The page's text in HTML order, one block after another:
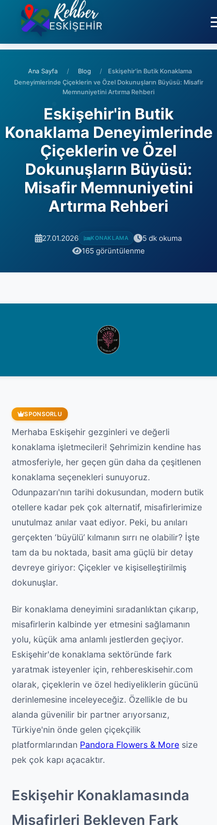
Ana Sayfa / Blog /
Eskişehir'in Butik Konaklama
Deneyimlerinde Çiçeklerin ve Özel Dokunuşların Büyüsü: Misafir
Memnuniyetini Artırma Rehberi
Eskişehir'in Butik
Konaklama Deneyimlerinde
Çiçeklerin ve Özel
Dokunuşların Büyüsü:
Misafir Memnuniyetini
Artırma Rehberi
27.01.2026 KONAKLAMA
5 dk okuma
165 görüntülenme
SPONSORLU
Merhaba Eskişehir gezginleri ve değerli
konaklama işletmecileri! Şehrimizin kendine has
atmosferiyle, her geçen gün daha da çeşitlenen
konaklama seçenekleri sunuyoruz.
Odunpazarı'nın tarihi dokusundan, modern butik
otellere kadar pek çok alternatif, misafirlerimize
unutulmaz anılar vaat ediyor. Peki, bu anıları
gerçekten ‘büyülü’ kılmanın sırrı ne olabilir? İşte
tam da bu noktada, basit ama güçlü bir detay
devreye giriyor: Çiçekler ve kişiselleştirilmiş
dokunuşlar.
Bir konaklama deneyimini sıradanlıktan çıkarıp,
misafirlerin kalbinde yer etmesini sağlamanın
yolu, küçük ama anlamlı jestlerden geçiyor.
Eskişehir'de konaklama sektöründe fark
yaratmak isteyenler için, rehbereskisehir.com
olarak, çiçeklerin ve özel hediyeliklerin gücünü
derinlemesine inceleyeceğiz. Özellikle de bu
alanda güvenilir bir partner arıyorsanız,
Türkiye'nin önde gelen çiçekçilik
platformlarından Pandora Flowers & More size
pek çok kapı açacaktır.
Eskişehir Konaklamasında
Misafirleri Bekleyen Fark